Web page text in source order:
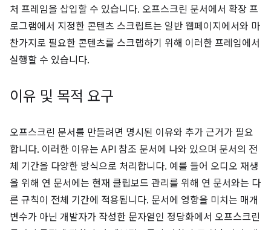
처 프레임을 삽입할 수 있습니다. 오프스크린 문서에서 확장 프
로그램에서 지정한 콘텐츠 스크립트는 일반 웹페이지에서와 마
찬가지로 필요한 콘텐츠를 스크랩하기 위해 이러한 프레임에서
실행할 수 있습니다.
이유 및 목적 요구
오프스크린 문서를 만들려면 명시된 이유와 추가 근거가 필요
합니다. 이러한 이유는 API 참조 문서에 나와 있으며 문서의 전
체 기간을 다양한 방식으로 처리합니다. 예를 들어 오디오 재생
을 위해 연 문서에는 현재 클립보드 관리를 위해 연 문서와는 다
른 규칙이 전체 기간에 적용됩니다. 문서에 영향을 미치는 매개
변수가 아닌 개발자가 작성한 문자열인 정당화에서 오프스크린